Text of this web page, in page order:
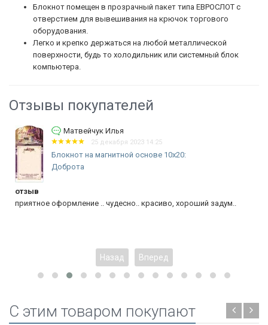
Блокнот помещен в прозрачный пакет типа ЕВРОСЛОТ с
отверстием для вывешивания на крючок торгового
оборудования.
Легко и крепко держаться на любой металлической
поверхности, будь то холодильник или системный блок
компьютера.
Отзывы покупателей
Матвейчук Илья
25 декабря 2023 14:25
Блокнот на магнитной основе 10x20:
Доброта
отзыв
приятное оформление .. чудесно.. красиво, хороший задум..
Назад Вперед
C этим товаром покупают